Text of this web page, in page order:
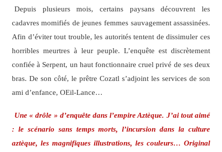
Depuis plusieurs mois, certains paysans découvrent les
cadavres momifiés de jeunes femmes sauvagement assassinées.
Afin d’éviter tout trouble, les autorités tentent de dissimuler ces
horribles meurtres à leur peuple. L’enquête est discrètement
confiée à Serpent, un haut fonctionnaire cruel privé de ses deux
bras. De son côté, le prêtre Cozatl s’adjoint les services de son
ami d’enfance, OEil-Lance…
Une « drôle » d’enquête dans l’empire Aztèque. J’ai tout aimé
: le scénario sans temps morts, l’incursion dans la culture
aztèque, les magnifiques illustrations, les couleurs… Original